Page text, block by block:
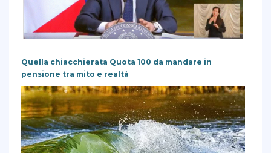
Quella chiacchierata Quota 100 da mandare in
pensione tra mito e realtà